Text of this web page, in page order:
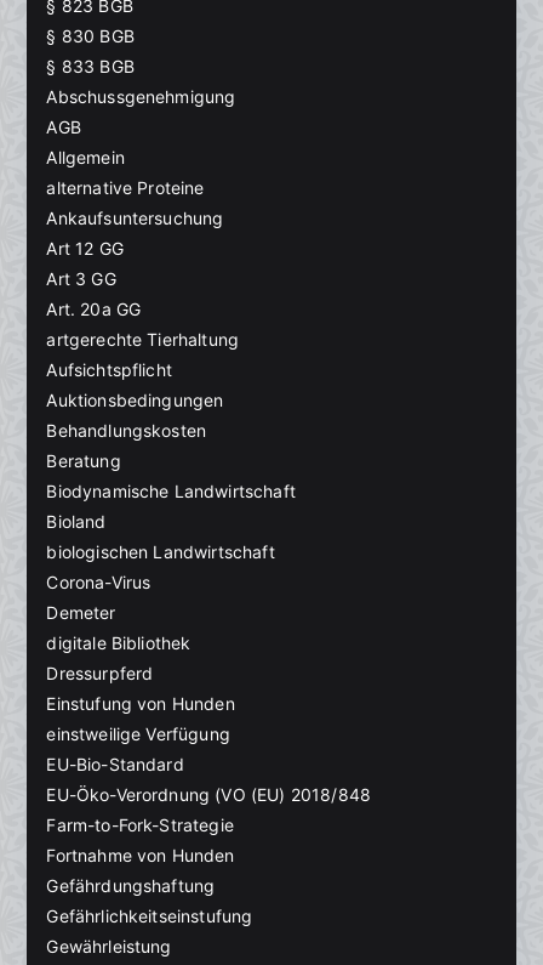
§ 823 BGB
§ 830 BGB
§ 833 BGB
Abschussgenehmigung
AGB
Allgemein
alternative Proteine
Ankaufsuntersuchung
Art 12 GG
Art 3 GG
Art. 20a GG
artgerechte Tierhaltung
Aufsichtspflicht
Auktionsbedingungen
Behandlungskosten
Beratung
Biodynamische Landwirtschaft
Bioland
biologischen Landwirtschaft
Corona-Virus
Demeter
digitale Bibliothek
Dressurpferd
Einstufung von Hunden
einstweilige Verfügung
EU-Bio-Standard
EU-Öko-Verordnung (VO (EU) 2018/848
Farm-to-Fork-Strategie
Fortnahme von Hunden
Gefährdungshaftung
Gefährlichkeitseinstufung
Gewährleistung